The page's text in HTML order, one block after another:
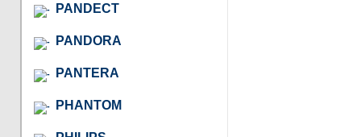
PANDECT
PANDORA
PANTERA
PHANTOM